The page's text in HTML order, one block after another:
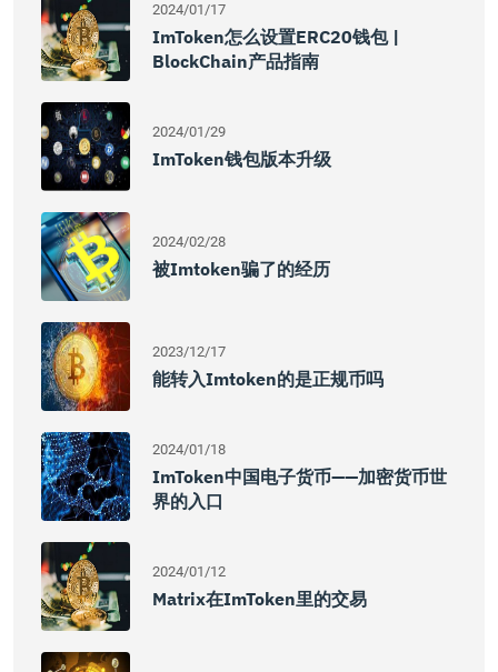
2024/01/17
ImToken怎么设置ERC20钱包 |
BlockChain产品指南
2024/01/29
ImToken钱包版本升级
2024/02/28
被imtoken骗了的经历
2023/12/17
能转入imtoken的是正规币吗
2024/01/18
ImToken中国电子货币——加密货币世
界的入口
2024/01/12
Matrix在imToken里的交易